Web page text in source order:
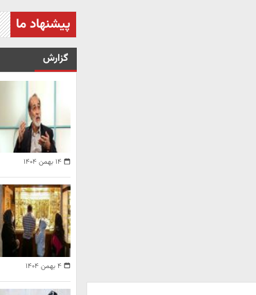
پیشنهاد ما
گزارش
۱۴ بهمن ۱۴۰۴
۴ بهمن ۱۴۰۴